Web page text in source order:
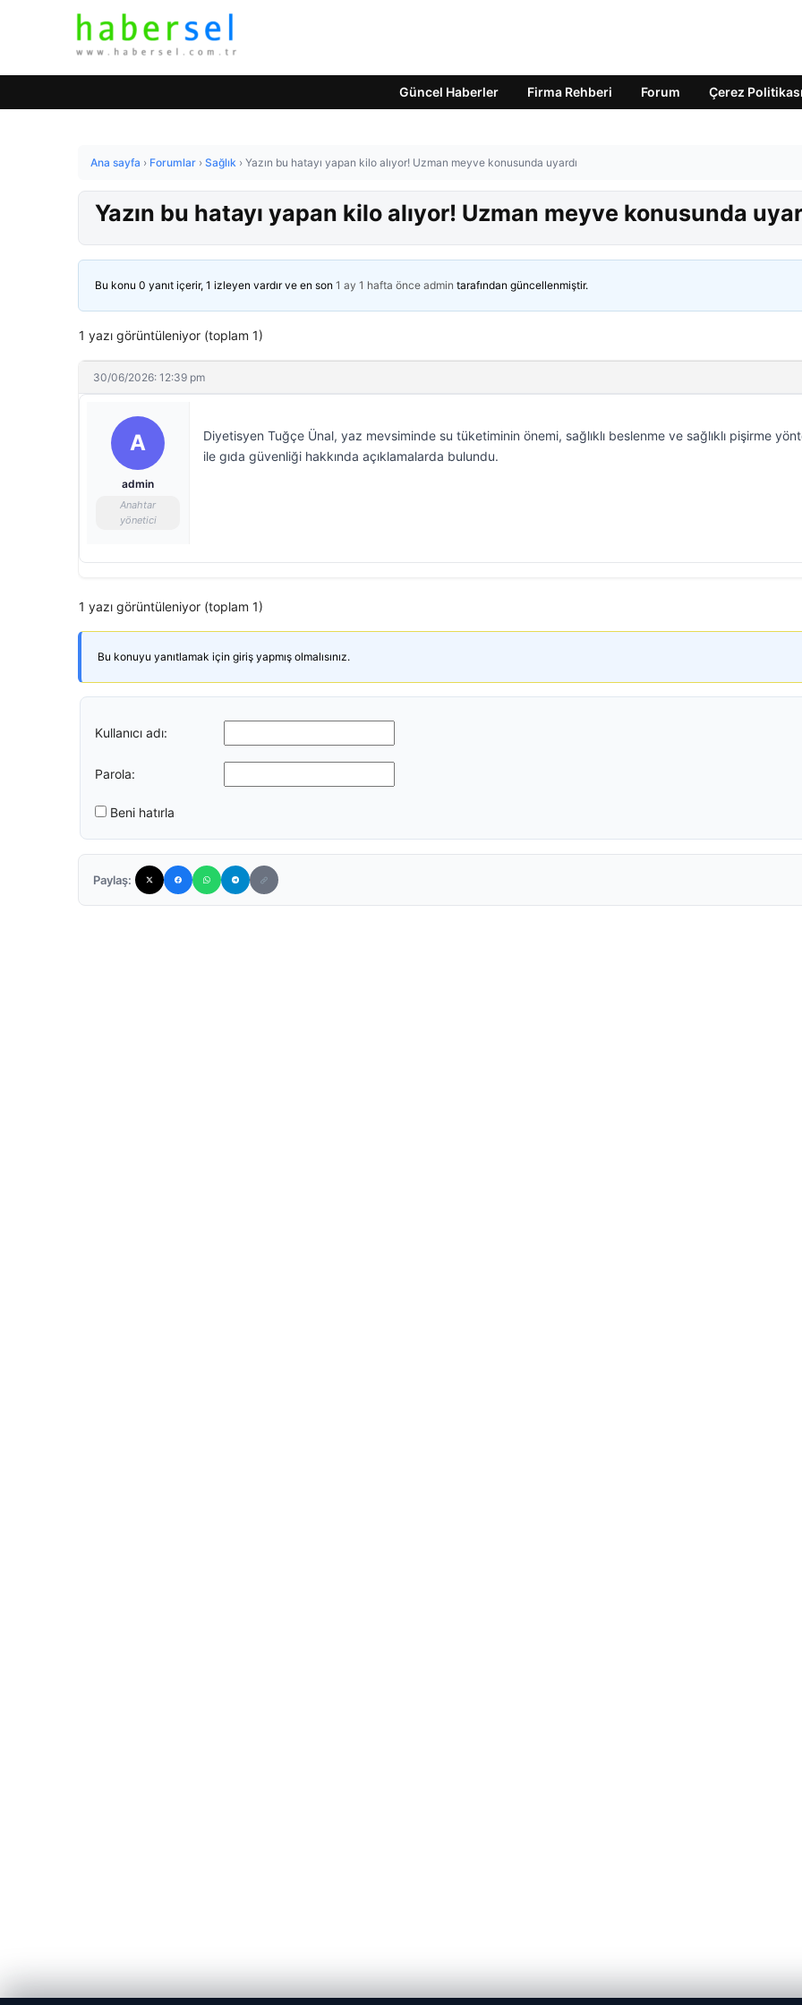
Güncel Haberler Firma Rehberi Forum Çerez Politikası
Ana sayfa › Forumlar › Sağlık › Yazın bu hatayı yapan kilo alıyor! Uzman meyve konusunda uyardı
Yazın bu hatayı yapan kilo alıyor! Uzman meyve konusunda
Bu konu 0 yanıt içerir, 1 izleyen vardır ve en son 1 ay 1 hafta önce admin tarafından güncellenmiştir.
1 yazı görüntüleniyor (toplam 1)
30/06/2026: 12:39 pm
A
admin
Anahtar
yönetici
Diyetisyen Tuğçe Ünal, yaz mevsiminde su tüketiminin önemi, sağlıklı beslenme ve sağlıklı pişirme
ile gıda güvenliği hakkında açıklamalarda bulundu.
1 yazı görüntüleniyor (toplam 1)
Bu konuyu yanıtlamak için giriş yapmış olmalısınız.
Kullanıcı adı:
Parola:
Beni hatırla
Paylaş: